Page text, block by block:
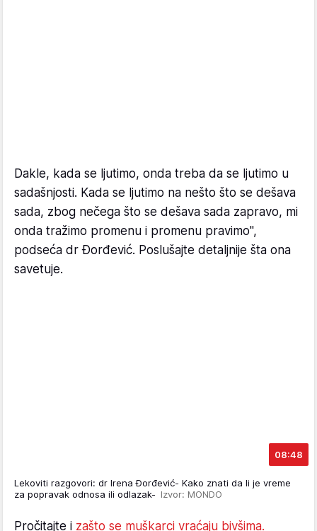
Dakle, kada se ljutimo, onda treba da se ljutimo u
sadašnjosti. Kada se ljutimo na nešto što se dešava
sada, zbog nečega što se dešava sada zapravo, mi
onda tražimo promenu i promenu pravimo",
podseća dr Đorđević. Poslušajte detaljnije šta ona
savetuje.
08:48
Lekoviti razgovori: dr Irena Đorđević- Kako znati da li je vreme
za popravak odnosa ili odlazak- Izvor: MONDO
Pročitajte i zašto se muškarci vraćaju bivšima.